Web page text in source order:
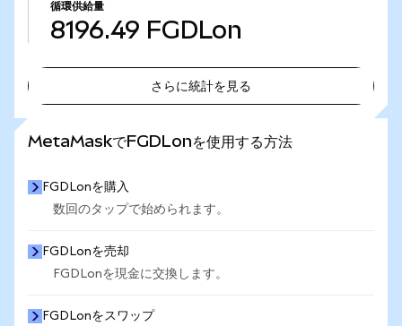
循環供給量
8196.49 FGDLon
さらに統計を見る
MetaMaskでFGDLonを使用する方法
FGDLonを購入
数回のタップで始められます。
FGDLonを売却
FGDLonを現金に交換します。
FGDLonをスワップ